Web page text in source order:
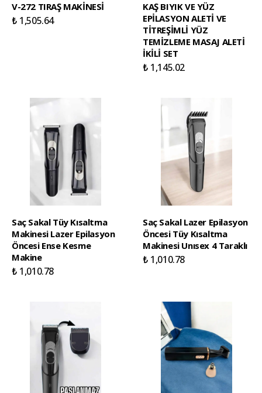
V-272 TIRAŞ MAKİNESİ
₺ 1,505.64
KAŞ BIYIK VE YÜZ
EPİLASYON ALETİ VE
TİTREŞİMLİ YÜZ
TEMİZLEME MASAJ ALETİ
İKİLİ SET
₺ 1,145.02
Saç Sakal Tüy Kısaltma
Makinesi Lazer Epilasyon
Öncesi Ense Kesme
Makine
₺ 1,010.78
Saç Sakal Lazer Epilasyon
Öncesi Tüy Kısaltma
Makinesi Unısex 4 Taraklı
₺ 1,010.78